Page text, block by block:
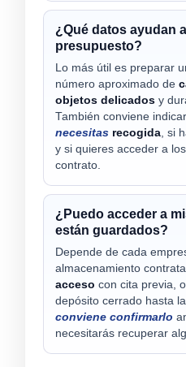
¿Qué datos ayudan
presupuesto?
Lo más útil es preparar
número aproximado de
objetos delicados y
También conviene
necesitas recogida, si
y si quieres acceder a
contrato.
¿Puedo acceder a
están guardados?
Depende de cada
almacenamiento
acceso con cita previa,
depósito cerrado hasta
conviene confirmarlo
necesitarás recuperar